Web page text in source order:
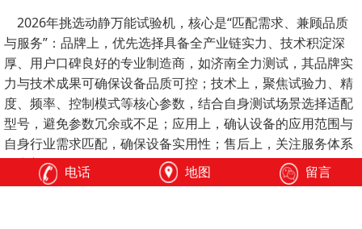
2026年挑选动静万能试验机，核心是“匹配需求、兼顾品质
与服务”：品牌上，优先选择具备全产业链实力、技术积淀深
厚、用户口碑良好的专业制造商，如济南全力测试，其品牌实
力与技术成果可确保设备品质可控；技术上，聚焦试验力、精
度、频率、控制模式等核心参数，结合自身测试场景选择适配
型号，避免参数冗余或不足；应用上，确认设备的应用范围与
自身行业需求匹配，确保设备实用性；售后上，关注服务体系
的完善性，降低后期使用风险。
电话 地图 留言